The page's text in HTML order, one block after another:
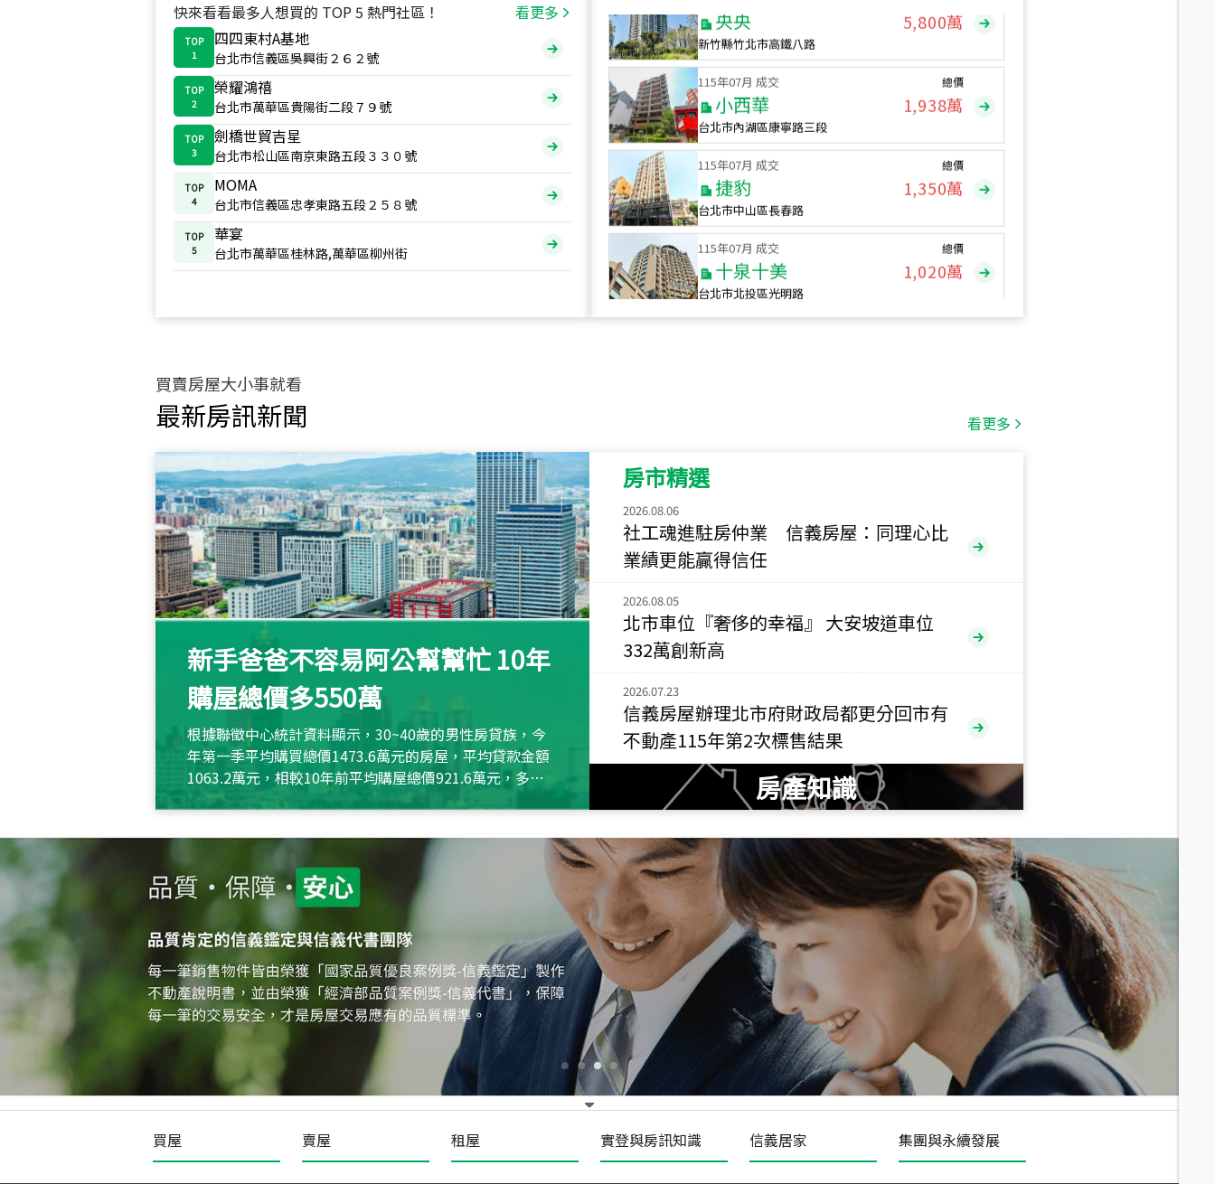
快來看看最多人想買的 TOP 5 熱門社區！ 看更多
TOP
1
四四東村A基地
台北市信義區吳興街２６２號
TOP
2
榮耀鴻禧
台北市萬華區貴陽街二段７９號
TOP
3
劍橋世貿吉星
台北市松山區南京東路五段３３０號
TOP
4
MOMA
台北市信義區忠孝東路五段２５８號
TOP
5
華宴
台北市萬華區桂林路,萬華區柳州街
新竹縣竹北市高鐵八路
115年07月 成交
小西華
台北市內湖區康寧路三段
總價
1,938萬
115年07月 成交
捷豹
台北市中山區長春路
總價
1,350萬
115年07月 成交
十泉十美
台北市北投區光明路
總價
1,020萬
115
新北市永和區環河西路二段
115年07月 成交
央央 5,800萬
115年
小西華
115 年07 月 成交
捷豹
台北市中山區長春路
總價
115年07月 成交
十泉十美
台北市北投區光明路
總價
1,020萬
年 07 月 成交
四維天廈
新竹市新竹市四維路
總價
490萬
115 月 成交
菁英典藏
新竹市新竹市慈祥路
1,808
買賣房屋大小事就看
最新房訊新聞 看更多
新手爸爸不容易阿公幫幫忙 10年
購屋總價多550萬
根據聯徵中心統計資料顯示，30~40歲的男性房貸族，今
年第一季平均購買總價1473.6萬元的房屋，平均貸款金額
1063.2萬元，相較10年前平均購屋總價921.6萬元，多出
約550萬元，且貸款金額也多
房市精選
2026.08.06
社工魂進駐房仲業 信義房屋：同理心比
業績更能贏得信任
2026.08.05
北市車位『奢侈的幸福』 大安坡道車位
332萬創新高
2026.07.23
信義房屋辦理北市府財政局都更分回市有
不動產115年第2次標售結果
房產知識
買屋 賣屋 租屋 實登與房訊知識 信義居家 集團與永續發展